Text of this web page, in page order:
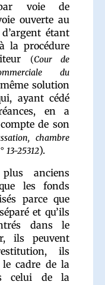
voie de
ouverte au
étant
la procédure
(Cour de
du
solution
ayant cédé
en a
de son
chambre
13-25312).
anciens
les fonds
parce que
et qu’ils
dans le
ils peuvent
ils
cadre de la
celui de la